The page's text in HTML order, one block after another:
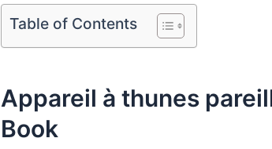
Table of Contents
Appareil à thunes
Book